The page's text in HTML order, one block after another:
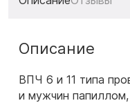
Описание
ВПЧ 6 и 11 типа
и мужчин папиллом,